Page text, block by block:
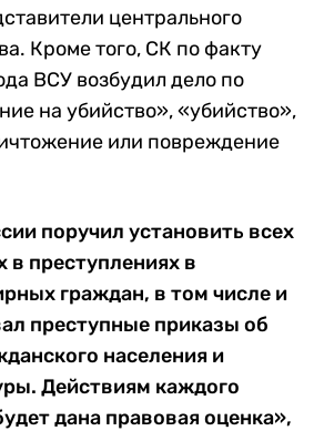
центрального
Кроме того, СК по факту
ВСУ возбудил дело по
на убийство», «убийство»,
или повреждение
поручил установить всех
в преступлениях в
граждан, в том числе и
преступные приказы об
населения и
Действиям каждого
дана правовая оценка»,